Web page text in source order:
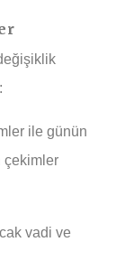
ile günün
çekimler
vadi ve